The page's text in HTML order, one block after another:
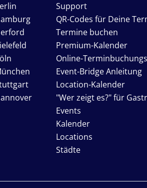
Support
QR-Codes für Deine
Termine buchen
Premium-Kalender
Online-
Event-Bridge Anleitung
Location-Kalender
"Wer zeigt es?" für
Events
Kalender
Locations
Städte